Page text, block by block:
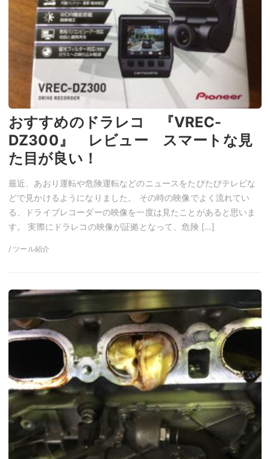
おすすめのドラレコ 『VREC-
DZ300』 レビュー スマートな見
た目が良い！
最近、あおり運転や危険運転などのニュースをたびたびテレビな
どで見かけるようになりました。 その時の映像でよく流れてい
る、ドライブレコーダーの映像を一度は見たことがあると思いま
す。 実際にドラレコの映像が証拠となって、危険 […]
/ ツール紹介